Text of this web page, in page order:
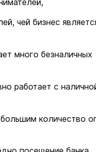
чей бизнес
много безналичных
работает с
количество
Сегодня